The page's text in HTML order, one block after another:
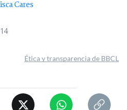
Cares
Ética y transparencia de BBCL